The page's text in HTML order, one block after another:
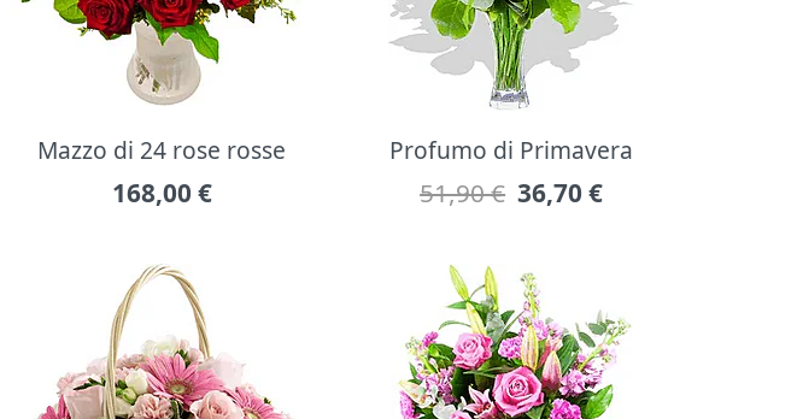
Mazzo di 24 rose rosse
168,00 €
Profumo di Primavera
51,90 € 36,70 €